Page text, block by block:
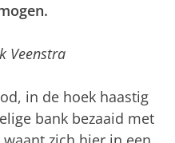
Veenstra
in de hoek haastig
bank bezaaid met